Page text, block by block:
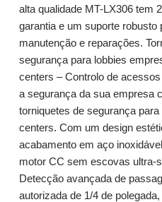
alta qualidade MT-LX306 tem
garantia e um suporte robusto
manutenção e reparações.
segurança para lobbies
centers – Controlo de
a segurança da sua empresa
torniquetes de segurança
centers. Com um design
acabamento em aço
motor CC sem escovas ultra-
Detecção avançada de
autorizada de 1/4 de